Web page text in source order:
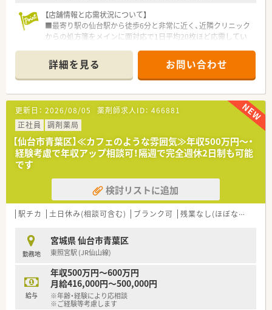
【店舗情報と応需状況について】
■最寄り駅の仙台駅から徒歩6分と非常に近く、近隣クリニック
からの処方箋をメインに面対応で1日平均20枚ほど応需してい
■薬剤師は常勤1名とパートスタッフが在籍しており、処方箋枚
数は比較的少なめなため、患者様一人ひとりに丁寧な対応が可能
です。
■仙台市内の他店舗や山形県酒田市の店舗へ月3回程度の応援勤
務があり、地域医療の支え手として幅広い経験を積める環境で
す。
【勤務実態について】
■全店舗の平均残業時間は月6.6時間程度と非常に少なく、1分単
位で残業代が支給されるため、サービス残業の心配は一切ありま
■富士薬品グループの方針として残業抑制が徹底されており、早
番や遅番のシフト調整によって無理のない勤務体系が構築され
ています。
■有給休暇の取得率は約7割程度と高く、6連休のリフレッシュ
です。
【想定される業務内容】
■処方箋に基づく正確な調剤や監査、服薬指導に加え、ドラッグ
ストア併設店としてOTC医薬品の販売やカウンセリングも担当
します。
■レセコンと薬歴が一体となった最新システムを導入しており、
詳細を見る お問い合わせ
更新日： 2026/08/05 薬剤師求人ID： 466881
正社員
調剤薬局
【仙台市青葉区】≪カフェのような雰囲気≫年収500万円～・
経験考慮で年収アップ相談可！隔週で完全週休2日制も可能
です
検討リストに追加
駅チカ 土日休み(相談可含む) ブランク可 残業なし(ほぼなし含む)
勤務地
宮城県 仙台市青葉区
東照宮駅 (JR仙山線)
給与
年収500万円～600万円
月給416,000円～500,000円
※年齢・経験により応相談
※ご経験等考慮します